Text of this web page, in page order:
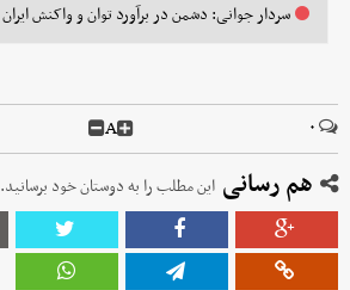
سردار جوانی: دشمن در برآورد توان و واکنش ایران
۰ A
هم رسانی این مطلب را به دوستان خود برسانید.